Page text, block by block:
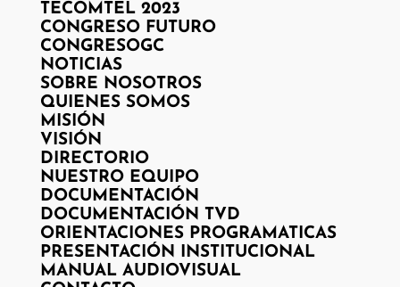
TECOMTEL 2023
CONGRESO FUTURO
CONGRESOGC
NOTICIAS
SOBRE NOSOTROS
QUIENES SOMOS
MISIÓN
VISIÓN
DIRECTORIO
NUESTRO EQUIPO
DOCUMENTACIÓN
DOCUMENTACIÓN TVD
ORIENTACIONES PROGRAMATICAS
PRESENTACIÓN INSTITUCIONAL
MANUAL AUDIOVISUAL